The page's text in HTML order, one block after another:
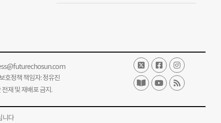
정책 책임자: 정유진
재 및 재배포 금지.
니다